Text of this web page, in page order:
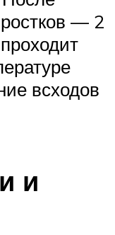
— 2
всходов
и